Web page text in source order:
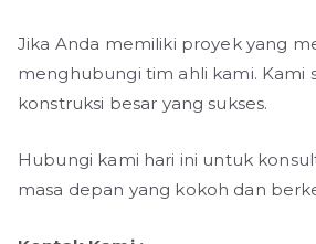
Jika Anda memiliki proyek yang
menghubungi tim ahli kami.
konstruksi besar yang sukses.
Hubungi kami hari ini untuk
masa depan yang kokoh dan